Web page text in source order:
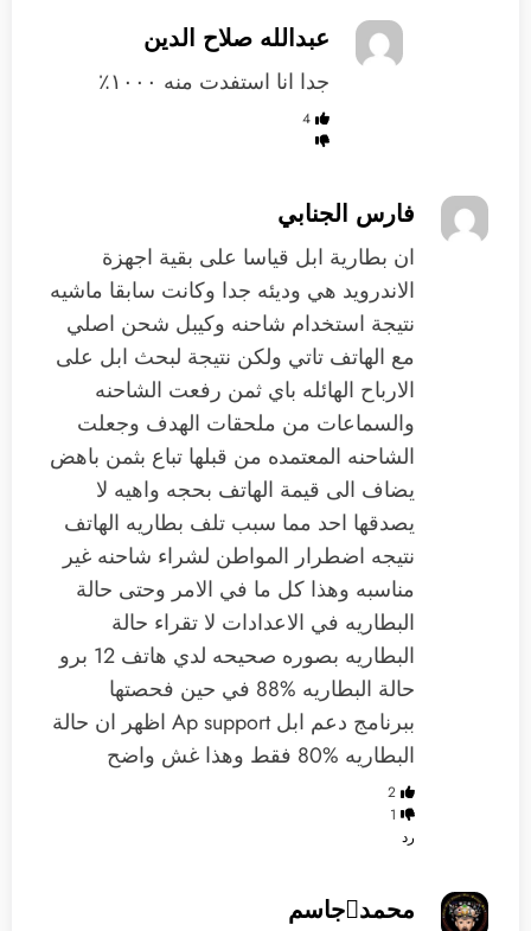
عبدالله صلاح الدين
جدا انا استفدت منه ١٠٠٠٪؜
4
فارس الجنابي
ان بطارية ابل قياسا على بقية اجهزة
الاندرويد هي وديئه جدا وكانت سابقا ماشيه
نتيجة استخدام شاحنه وكيبل شحن اصلي
مع الهاتف تاتي ولكن نتيجة لبحث ابل على
الارباح الهائله باي ثمن رفعت الشاحنه
والسماعات من ملحقات الهدف وجعلت
الشاحنه المعتمده من قبلها تباع بثمن باهض
يضاف الى قيمة الهاتف بحجه واهيه لا
يصدقها احد مما سبب تلف بطاريه الهاتف
نتيجه اضطرار المواطن لشراء شاحنه غير
مناسبه وهذا كل ما في الامر وحتى حالة
البطاريه في الاعدادات لا تقراء حالة
البطاريه بصوره صحيحه لدي هاتف 12 برو
حالة البطاريه 88‎%‎ في حين فحصتها
ببرنامج دعم ابل Ap support اظهر ان حالة
البطاريه 80‎%‎ فقط وهذا غش واضح
2
1
رد
محمدجاسم